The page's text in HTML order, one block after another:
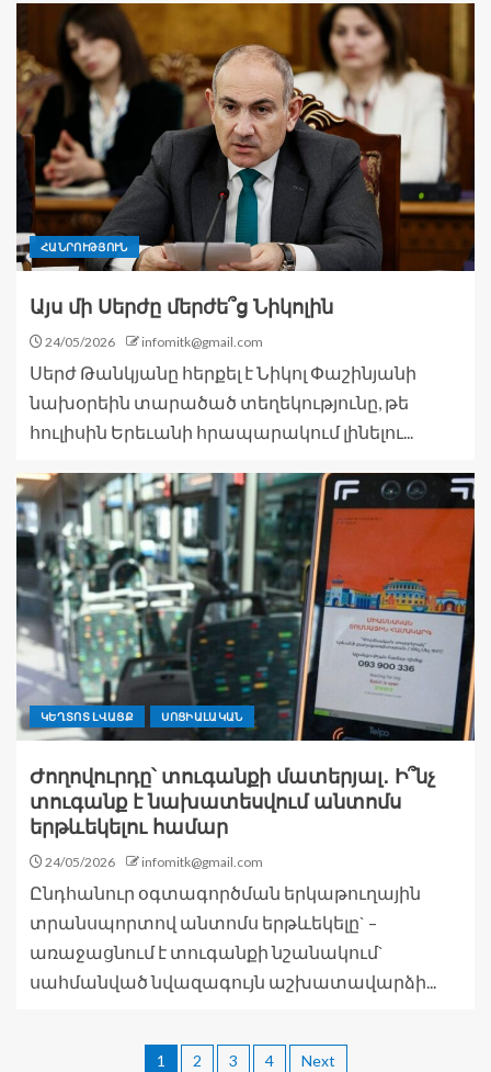
ՀԱՆՐՈՒԹՅՈՒՆ
Այս մի Սերժը մերժե՞ց Նիկոլին
24/05/2026 infomitk@gmail.com
Սերժ Թանկյանը հերքել է Նիկոլ Փաշինյանի
նախօրեին տարածած տեղեկությունը, թե
հուլիսին Երեւանի հրապարակում լինելու...
ԿԵՂՏՈՏ ԼՎԱՑՔ ՍՈՑԻԱԼԱԿԱՆ
Ժողովուրդը՝ տուգանքի մատերյալ․ Ի՞նչ
տուգանք է նախատեսվում անտոմս
երթևեկելու համար
24/05/2026 infomitk@gmail.com
Ընդհանուր օգտագործման երկաթուղային
տրանսպորտով անտոմս երթևեկելը` –
առաջացնում է տուգանքի նշանակում`
սահմանված նվազագույն աշխատավարձի...
1 2 3 4 Next